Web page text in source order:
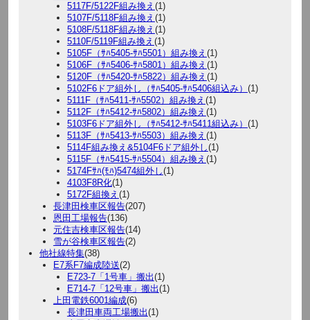
5117F/5122F組み換え (1)
5107F/5118F組み換え (1)
5108F/5118F組み換え (1)
5110F/5119F組み換え (1)
5105F（ｻﾊ5405-ｻﾊ5501）組み換え (1)
5106F（ｻﾊ5406-ｻﾊ5801）組み換え (1)
5120F（ｻﾊ5420-ｻﾊ5822）組み換え (1)
5102F6ドア組外し（ｻﾊ5405-ｻﾊ5406組込み） (1)
5111F（ｻﾊ5411-ｻﾊ5502）組み換え (1)
5112F（ｻﾊ5412-ｻﾊ5802）組み換え (1)
5103F6ドア組外し（ｻﾊ5412-ｻﾊ5411組込み） (1)
5113F（ｻﾊ5413-ｻﾊ5503）組み換え (1)
5114F組み換え&5104F6ドア組外し(1)
5115F（ｻﾊ5415-ｻﾊ5504）組み換え (1)
5174Fｻﾊ(ﾓﾊ)5474組外し(1)
4103F8R化(1)
5172F組換え (1)
長津田検車区報告(207)
恩田工場報告(136)
元住吉検車区報告(14)
雪が谷検車区報告(2)
他社線特集(38)
E7系F7編成陸送(2)
E723-7「1号車」搬出(1)
E714-7「12号車」搬出(1)
上田電鉄6001編成(6)
長津田車両工場搬出(1)